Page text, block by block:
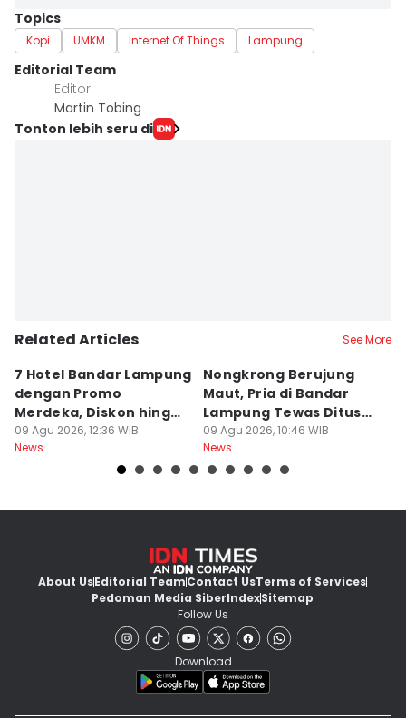
Topics
Kopi UMKM Internet Of Things Lampung
Editorial Team
Editor
Martin Tobing
Tonton lebih seru di
Related Articles See More
7 Hotel Bandar Lampung
dengan Promo
Merdeka, Diskon hingga
50 Persen
09 Agu 2026, 12:36 WIB
News
Nongkrong Berujung
Maut, Pria di Bandar
Lampung Tewas Ditusuk
Teman
09 Agu 2026, 10:46 WIB
News
About UsEditorial TeamContact UsTerms of Services
Pedoman Media SiberIndexSitemap
Follow Us
Download